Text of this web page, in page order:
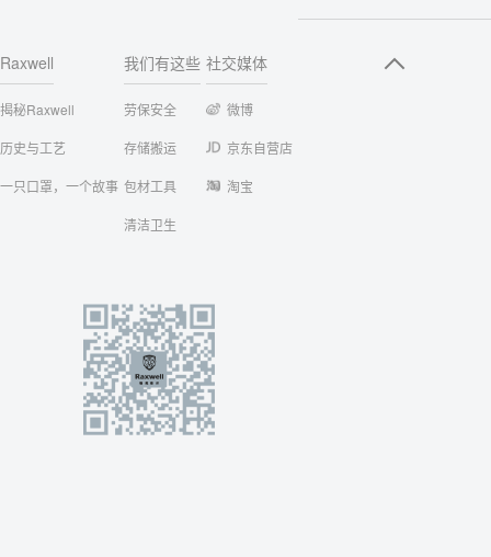
Raxwell
揭秘Raxwell
历史与工艺
一只口罩，一个故事
我们有这些
劳保安全
存储搬运
包材工具
清洁卫生
社交媒体
微博
京东自营店
淘宝